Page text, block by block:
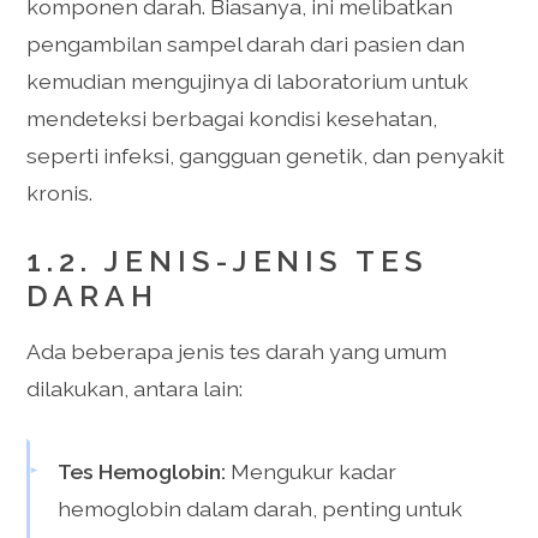
komponen darah. Biasanya, ini melibatkan
pengambilan sampel darah dari pasien dan
kemudian mengujinya di laboratorium untuk
mendeteksi berbagai kondisi kesehatan,
seperti infeksi, gangguan genetik, dan penyakit
kronis.
1.2. JENIS-JENIS TES
DARAH
Ada beberapa jenis tes darah yang umum
dilakukan, antara lain:
Tes Hemoglobin: Mengukur kadar
hemoglobin dalam darah, penting untuk